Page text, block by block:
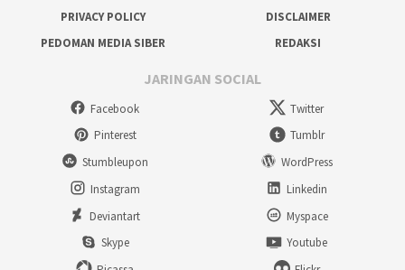
PRIVACY POLICY
DISCLAIMER
PEDOMAN MEDIA SIBER
REDAKSI
JARINGAN SOCIAL
Facebook
Twitter
Pinterest
Tumblr
Stumbleupon
WordPress
Instagram
Linkedin
Deviantart
Myspace
Skype
Youtube